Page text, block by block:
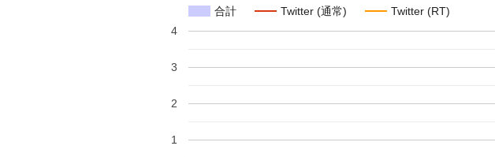
合計 Twitter (通常) Twitter (RT)
1
2
3
4